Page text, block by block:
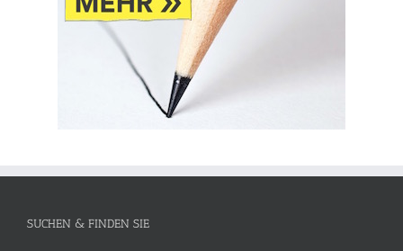
SUCHEN & FINDEN SIE